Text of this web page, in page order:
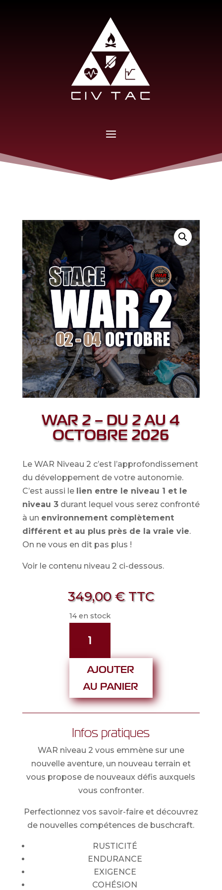
WAR 2 – DU 2 AU 4
OCTOBRE 2026
Le WAR Niveau 2 c’est l’approfondissement
du développement de votre autonomie.
C’est aussi le lien entre le niveau 1 et le
niveau 3durant lequel vous serez confronté
à un environnement complètement
différent et au plus près de la vraie vie.
On ne vous en dit pas plus !
Voir le contenu niveau 2 ci-dessous.
349,00€ TTC
14 en stock
WAR
Du
4
octobre
2026
AJOUTER
AU PANIER
Infos pratiques
WAR niveau 2 vous emmène sur une
nouvelle aventure, un nouveau terrain et
vous propose de nouveaux défis auxquels
vous confronter.
Perfectionnez vos savoir-faire et découvrez
de nouvelles compétences de buschcraft.
RUSTICITÉ
ENDURANCE
EXIGENCE
COHÉSION